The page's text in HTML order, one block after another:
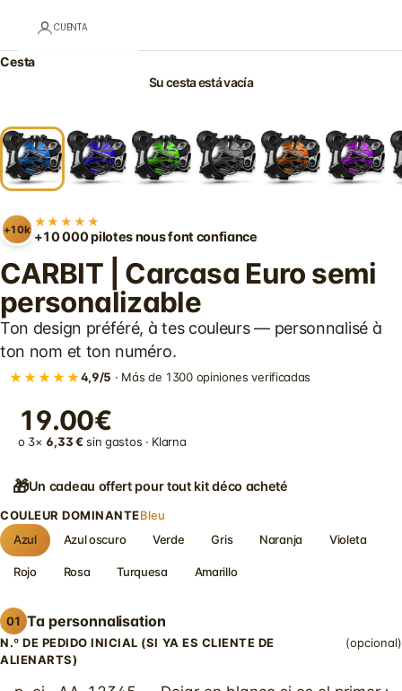
CUENTA
Cesta
Su cesta está vacía
+10k
★★★★★
+10 000 pilotes nous font confiance
CARBIT | Carcasa Euro semi
personalizable
Ton design préféré, à tes couleurs — personnalisé à
ton nom et ton numéro.
★★★★★4,9/5 · Más de 1300 opiniones verificadas
19.00€
o 3× 6,33 € sin gastos · Klarna
🎁Un cadeau offert pour tout kit déco acheté
COULEUR DOMINANTEBleu
Azul
Azul oscuro Verde Gris Naranja Violeta
Rojo Rosa Turquesa Amarillo
01 Ta personnalisation
N.º DE PEDIDO INICIAL (SI YA ES CLIENTE DE
ALIENARTS)
(opcional)